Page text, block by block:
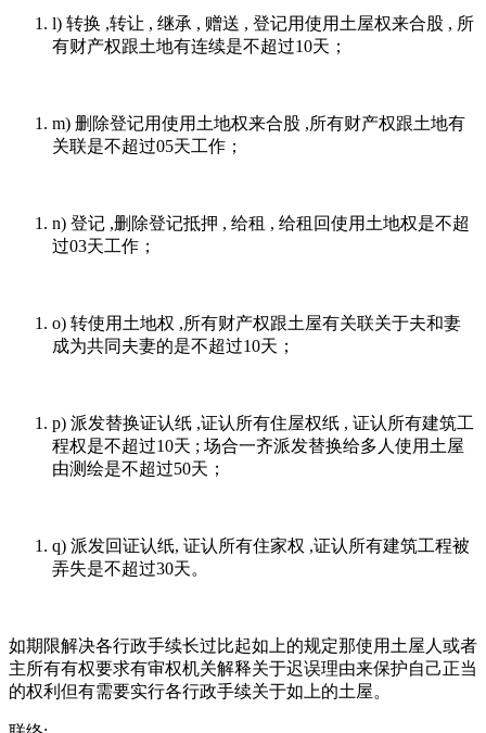
l) 转换 ,转让 , 继承 , 赠送 , 登记用使用土屋权来合股 , 所
有财产权跟土地有连续是不超过10天；
m) 删除登记用使用土地权来合股 ,所有财产权跟土地有
关联是不超过05天工作；
n) 登记 ,删除登记抵押 , 给租 , 给租回使用土地权是不超
过03天工作；
o) 转使用土地权 ,所有财产权跟土屋有关联关于夫和妻
成为共同夫妻的是不超过10天；
p) 派发替换证认纸 ,证认所有住屋权纸 , 证认所有建筑工
程权是不超过10天 ; 场合一齐派发替换给多人使用土屋
由测绘是不超过50天；
q) 派发回证认纸, 证认所有住家权 ,证认所有建筑工程被
弄失是不超过30天。
如期限解决各行政手续长过比起如上的规定那使用土屋人或者
主所有有权要求有审权机关解释关于迟误理由来保护自己正当
的权利但有需要实行各行政手续关于如上的土屋。